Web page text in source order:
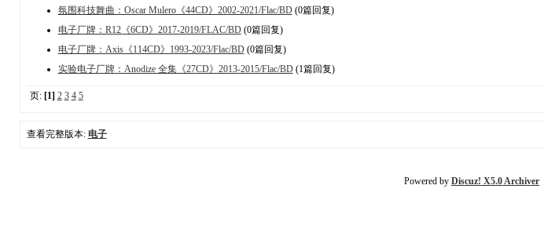
氛围科技舞曲：Oscar Mulero《44CD》2002-2021/Flac/BD(0篇回复)
电子厂牌：R12《6CD》2017-2019/FLAC/BD(0篇回复)
电子厂牌：Axis《114CD》1993-2023/Flac/BD(0篇回复)
实验电子厂牌：Anodize 全集《27CD》2013-2015/Flac/BD(1篇回复)
页: [1] 2 3 4 5
查看完整版本: 电子
Powered by Discuz! X5.0 Archiver